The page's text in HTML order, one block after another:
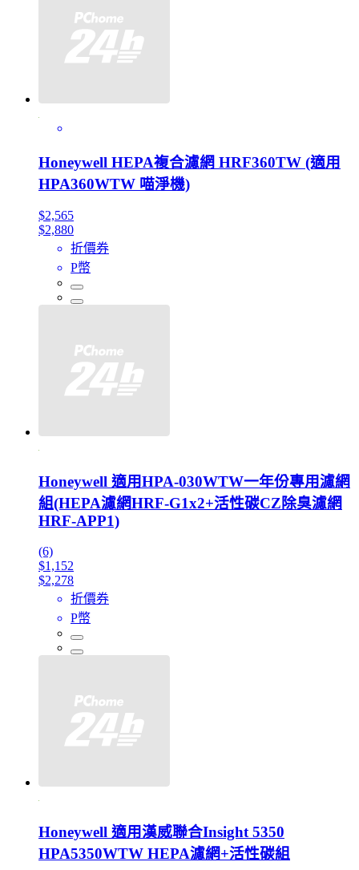
Honeywell HEPA複合濾網 HRF360TW (適用
HPA360WTW 喵淨機)
$2,565
$2,880
折價券
P幣
Honeywell 適用HPA-030WTW一年份專用濾網
組(HEPA濾網HRF-G1x2+活性碳CZ除臭濾網
HRF-APP1)
(6)
$1,152
$2,278
折價券
P幣
Honeywell 適用漢威聯合Insight 5350
HPA5350WTW HEPA濾網+活性碳組